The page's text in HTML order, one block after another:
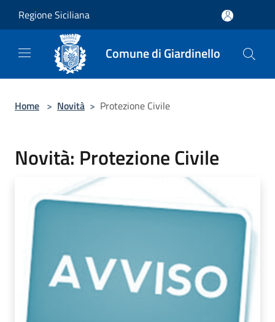
Regione Siciliana
Comune di Giardinello
Home > Novità > Protezione Civile
Novità: Protezione Civile